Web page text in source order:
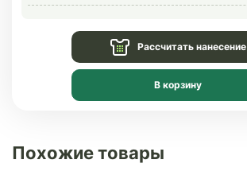
Рассчитать нанесение
В корзину
Похожие товары